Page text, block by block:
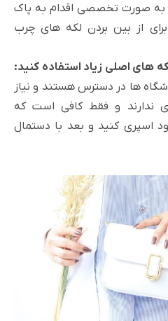
به صورت تخصصی اقدام به پاک
از بین بردن لکه های چرب
های اصلی زیاد استفاده کنید:
ها در دسترس هستند و نیاز
ندارند و فقط کافی است که
اسپری کنید و بعد با دستمال